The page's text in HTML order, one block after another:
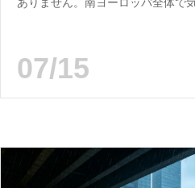
りました。電力需要は急増し、電
07/15